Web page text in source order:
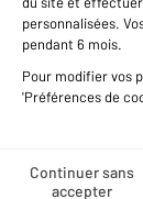
Nous contacter